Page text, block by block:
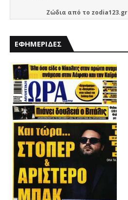
Ζώδια από το zodia123.gr
ΕΦΗΜΕΡΙΔΕΣ